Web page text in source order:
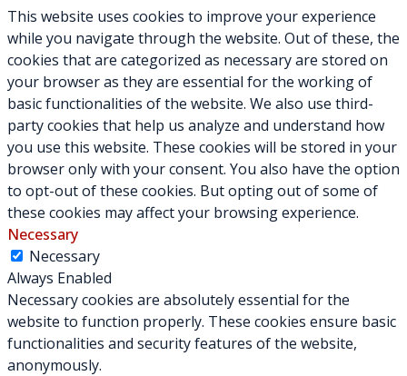
This website uses cookies to improve your experience
while you navigate through the website. Out of these, the
cookies that are categorized as necessary are stored on
your browser as they are essential for the working of
basic functionalities of the website. We also use third-
party cookies that help us analyze and understand how
you use this website. These cookies will be stored in your
browser only with your consent. You also have the option
to opt-out of these cookies. But opting out of some of
these cookies may affect your browsing experience.
Necessary
Necessary
Always Enabled
Necessary cookies are absolutely essential for the
website to function properly. These cookies ensure basic
functionalities and security features of the website,
anonymously.